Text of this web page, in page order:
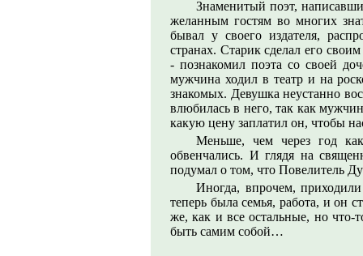
Знаменитый поэт,
желанным гостям во многих
бывал у своего издателя,
странах. Старик сделал его
- познакомил поэта со своей
мужчина ходил в театр и на
знакомых. Девушка неустанно
влюбилась в него, так как
какую цену заплатил он, чтобы
Меньше, чем через год
обвенчались. И глядя на
подумал о том, что Повелитель
Иногда, впрочем,
теперь была семья, работа, и он
же, как и все остальные, но что-
быть самим собой…